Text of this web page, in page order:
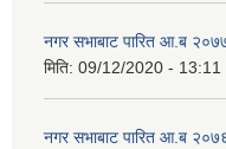
नगर सभाबाट पारित आ.ब
मिति: 09/12/2020 - 13:11
नगर सभाबाट पारित आ.ब